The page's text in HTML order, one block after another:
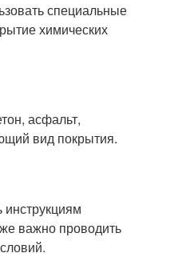
специальные
химических
асфальт,
вид покрытия.
важно проводить